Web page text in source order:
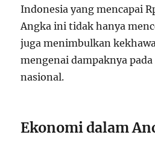
Indonesia yang mencapai
Angka ini tidak hanya
juga menimbulkan
mengenai dampaknya
nasional.
Ekonomi dalam